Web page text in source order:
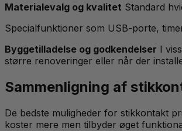
Materialevalg og kvalitet Standard
Specialfunktioner som USB-porte,
Byggetilladelse og godkendelser I
større renoveringer eller når der
Sammenligning af
De bedste muligheder for stikkontakt
koster mere men tilbyder øget